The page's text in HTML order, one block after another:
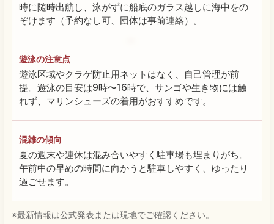
時に随時出航し、泳がずに船底のガラス越しに海中をの
ぞけます（予約なし可、団体は事前連絡）。
遊泳の注意点
遊泳区域やクラゲ防止用ネットはなく、自己管理が前
提。遊泳の目安は9時〜16時で、サンゴや生き物には触
れず、マリンシューズの着用がおすすめです。
混雑の傾向
夏の週末や連休は混み合いやすく駐車場も埋まりがち。
午前中の早めの時間に向かうと駐車しやすく、ゆったり
過ごせます。
※最新情報は公式発表または現地でご確認ください。